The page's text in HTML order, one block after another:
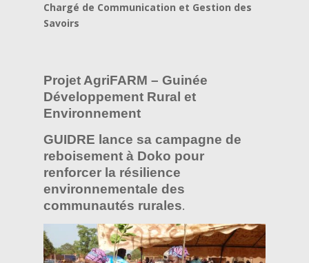
Chargé de Communication et Gestion des
Savoirs
Projet AgriFARM – Guinée
Développement Rural et
Environnement
GUIDRE lance sa campagne de
reboisement à Doko pour
renforcer la résilience
environnementale des
communautés rurales.